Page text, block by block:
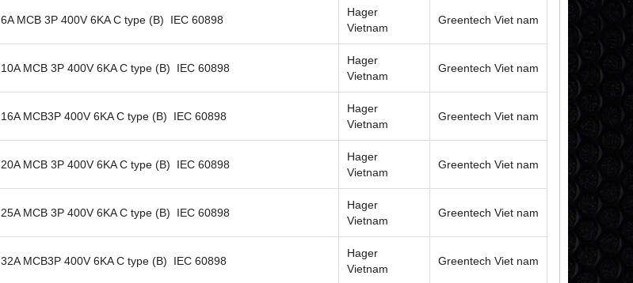
6A MCB 3P 400V 6KA C type (B) IEC 60898
Hager
Vietnam
Greentech Viet nam
10A MCB 3P 400V 6KA C type (B) IEC 60898
Hager
Vietnam
Greentech Viet nam
16A MCB3P 400V 6KA C type (B) IEC 60898
Hager
Vietnam
Greentech Viet nam
20A MCB 3P 400V 6KA C type (B) IEC 60898
Hager
Vietnam
Greentech Viet nam
25A MCB 3P 400V 6KA C type (B) IEC 60898
Hager
Vietnam
Greentech Viet nam
32A MCB3P 400V 6KA C type (B) IEC 60898
Hager
Vietnam
Greentech Viet nam